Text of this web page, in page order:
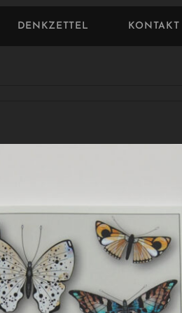
DENKZETTEL KONTAKT